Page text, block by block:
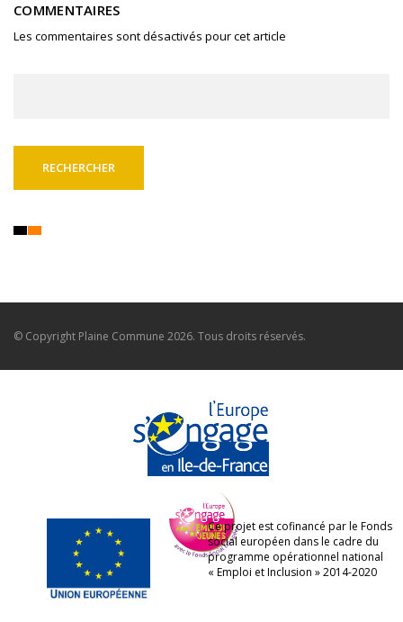
COMMENTAIRES
Les commentaires sont désactivés pour cet article
© Copyright Plaine Commune 2026. Tous droits réservés.
Ce projet est cofinancé par le Fonds
social européen dans le cadre du
programme opérationnel national
« Emploi et Inclusion » 2014-2020